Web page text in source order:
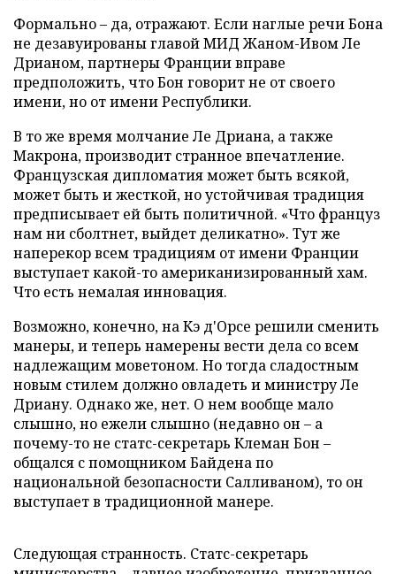
Формально – да, отражают. Если наглые речи Бона
не дезавуированы главой МИД Жаном-Ивом Ле
Дрианом, партнеры Франции вправе
предположить, что Бон говорит не от своего
имени, но от имени Республики.
В то же время молчание Ле Дриана, а также
Макрона, производит странное впечатление.
Французская дипломатия может быть всякой,
может быть и жесткой, но устойчивая традиция
предписывает ей быть политичной. «Что француз
нам ни сболтнет, выйдет деликатно». Тут же
наперекор всем традициям от имени Франции
выступает какой-то американизированный хам.
Что есть немалая инновация.
Возможно, конечно, на Кэ д'Орсе решили сменить
манеры, и теперь намерены вести дела со всем
надлежащим моветоном. Но тогда сладостным
новым стилем должно овладеть и министру Ле
Дриану. Однако же, нет. О нем вообще мало
слышно, но ежели слышно (недавно он – а
почему-то не статс-секретарь Клеман Бон –
общался с помощником Байдена по
национальной безопасности Салливаном), то он
выступает в традиционной манере.
Следующая странность. Статс-секретарь